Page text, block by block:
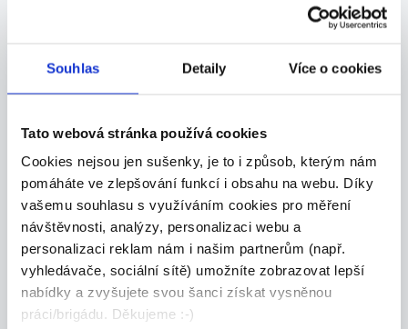
Souhlas Detaily Více o cookies
Tato webová stránka používá cookies
Cookies nejsou jen sušenky, je to i způsob, kterým nám
pomáháte ve zlepšování funkcí i obsahu na webu. Díky
vašemu souhlasu s využíváním cookies pro měření
návštěvnosti, analýzy, personalizaci webu a
personalizaci reklam nám i našim partnerům (např.
vyhledávače, sociální sítě) umožníte zobrazovat lepší
nabídky a zvyšujete svou šanci získat vysněnou
práci/brigádu. Děkujeme :-)
Co u nás budete dělat? - Řídit realizace sta...
Chládek & Tintěra, a.s.
27.07.2026
ZKUŠENÝ TECHNICKÝ
NÁKUPČÍ | AŽ 70 000 KČ |
PÍSEK
Máte za sebou praxi v technickém nákupu a
domluv...